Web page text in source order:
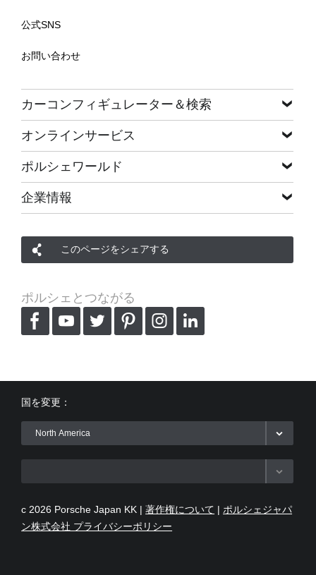
公式SNS
お問い合わせ
カーコンフィギュレーター＆検索
オンラインサービス
ポルシェワールド
企業情報
このページをシェアする
ポルシェとつながる
国を変更：
c 2026 Porsche Japan KK |著作権について | ポルシェジャパ
ン株式会社 プライバシーポリシー